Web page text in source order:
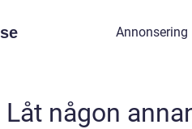
se Annonsering
Låt någon